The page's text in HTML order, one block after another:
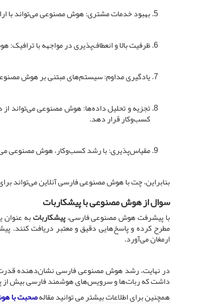
بهبود خدمات مشتری: هوش مصنوعی می‌تواند با
ظرفیت بالا و انعطاف‌پذیری در مواجهه با
یادگیری مداوم: سیستم‌های مبتنی بر هوش
تجزیه و تحلیل داده‌ها: هوش مصنوعی می‌تواند از
کسب‌وکار قرار دهد.
مقیاس‌پذیری: با رشد کسب‌وکار، هوش مصنوعی
بنابراین، چت با هوش مصنوعی فارسی آنلاین می‌تواند
سوال از هوش مصنوعی با پیشکاربات
با پیشرفت هوش مصنوعی فارسی،پیشکارباتبه
مطرح کرده و پاسخ‌هایی دقیق و معتبر دریافت کنند.
ارمغان می‌آورد.
در نهایت، رشد هوش مصنوعی فارسی نشان‌دهنده قدرت
داشت که ربات‌ها و سرویس‌های هوشمند فارسی بیش از
همچنین برای اطلاعات بیشتر می توانید مقالهصحبت با